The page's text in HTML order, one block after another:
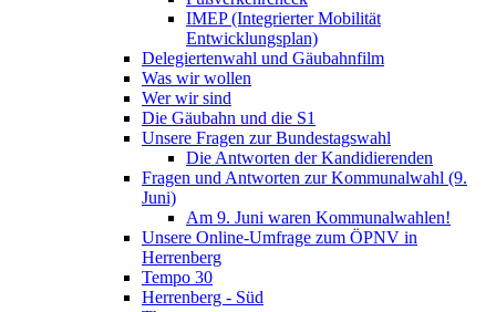
IMEP (Integrierter Mobilität
Entwicklungsplan)
Delegiertenwahl und Gäubahnfilm
Was wir wollen
Wer wir sind
Die Gäubahn und die S1
Unsere Fragen zur Bundestagswahl
Die Antworten der Kandidierenden
Fragen und Antworten zur Kommunalwahl (9.
Juni)
Am 9. Juni waren Kommunalwahlen!
Unsere Online-Umfrage zum ÖPNV in
Herrenberg
Tempo 30
Herrenberg - Süd